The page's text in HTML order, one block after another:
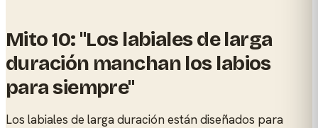
Mito 10: "Los labiales de larga
duración manchan los labios
para siempre"
Los labiales de larga duración están diseñados para